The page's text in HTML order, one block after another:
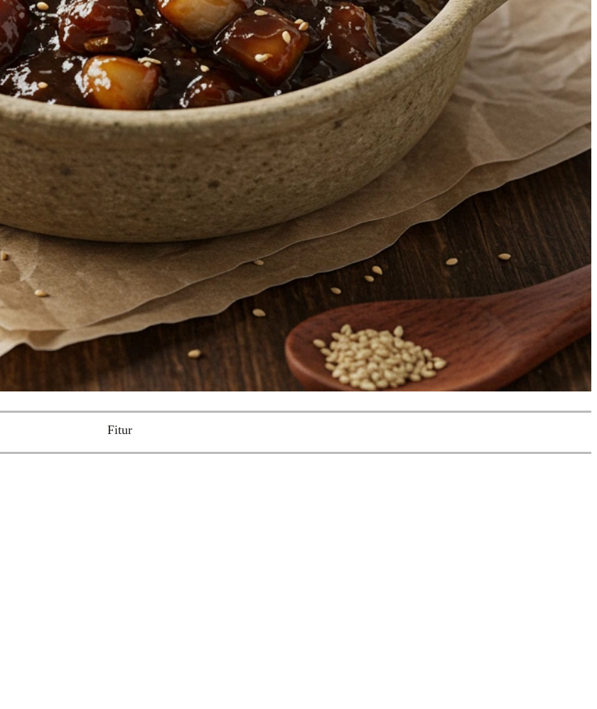
Fitur